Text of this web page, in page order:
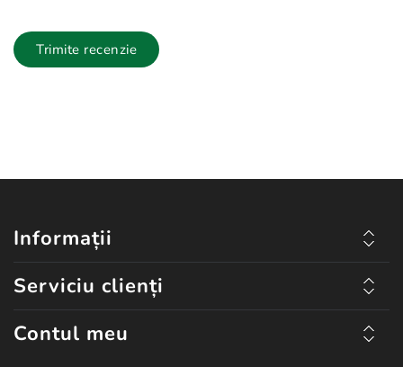
Trimite recenzie
Informații
Serviciu clienți
Contul meu